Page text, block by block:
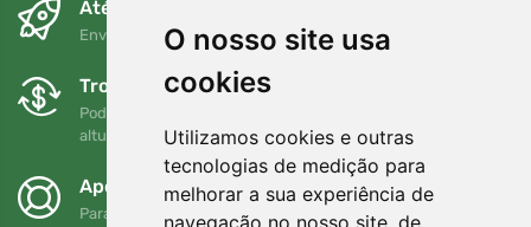
O nosso site usa
cookies
Utilizamos cookies e outras
tecnologias de medição para
melhorar a sua experiência de
navegação no nosso site, de
Até ao dia seguinte e sem custos
Envio gratuito para encomendas superiores a 80 EUR
Trocas e devoluções gratuitas
Pode devolver ou trocar a sua encomenda em qualquer
altura no prazo de 90 dias
Apoiamos a Trees.org
Para cada encomenda plantamos uma árvore! Leia mais